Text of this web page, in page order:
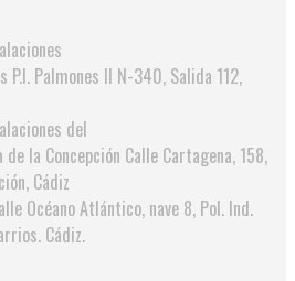
P.I. Palmones II N-340, Salida 112,
del
la Concepción Calle Cartagena, 158,
Cádiz
Océano Atlántico, nave 8, Pol. Ind.
Cádiz.